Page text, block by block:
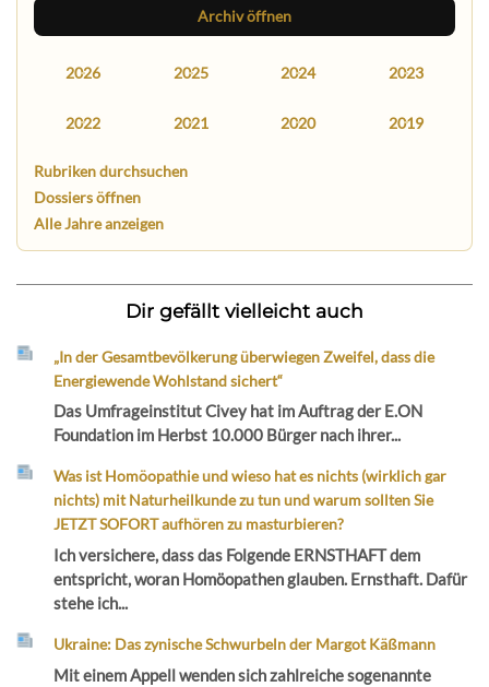
Archiv öffnen
2026 2025 2024 2023
2022 2021 2020 2019
Rubriken durchsuchen
Dossiers öffnen
Alle Jahre anzeigen
Dir gefällt vielleicht auch
„In der Gesamtbevölkerung überwiegen Zweifel, dass die
Energiewende Wohlstand sichert“
Das Umfrageinstitut Civey hat im Auftrag der E.ON
Foundation im Herbst 10.000 Bürger nach ihrer...
Was ist Homöopathie und wieso hat es nichts (wirklich gar
nichts) mit Naturheilkunde zu tun und warum sollten Sie
JETZT SOFORT aufhören zu masturbieren?
Ich versichere, dass das Folgende ERNSTHAFT dem
entspricht, woran Homöopathen glauben. Ernsthaft. Dafür
stehe ich...
Ukraine: Das zynische Schwurbeln der Margot Käßmann
Mit einem Appell wenden sich zahlreiche sogenannte